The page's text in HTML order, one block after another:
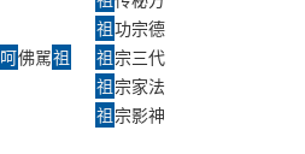
呵佛駡祖
祖功宗德
祖宗三代
祖宗家法
祖宗影神